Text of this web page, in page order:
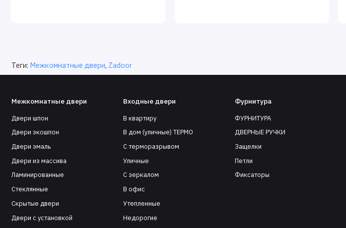
Теги: Межкомнатные двери, Zadoor
Межкомнатные двери
Двери шпон
Двери экошпон
Двери эмаль
Двери из массива
Ламинированные
Стеклянные
Скрытые двери
Двери с установкой
Входные двери
В квартиру
В дом (уличные) ТЕРМО
С терморазрывом
Уличные
С зеркалом
В офис
Утепленные
Недорогие
Фурнитура
ФУРНИТУРА
ДВЕРНЫЕ РУЧКИ
Защелки
Петли
Фиксаторы